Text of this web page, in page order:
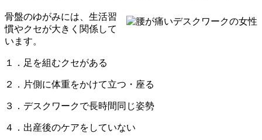
骨盤のゆがみには、生活習
慣やクセが大きく関係して
います。
１．足を組むクセがある
２．片側に体重をかけて立つ・座る
３．デスクワークで長時間同じ姿勢
４．出産後のケアをしていない